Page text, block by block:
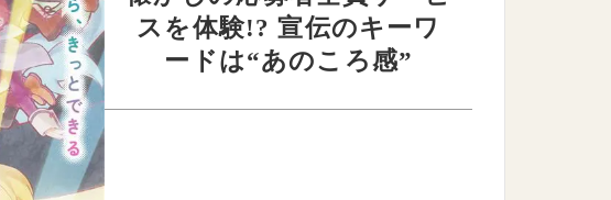
スを体験!? 宣伝のキーワ
ードは“あのころ感”